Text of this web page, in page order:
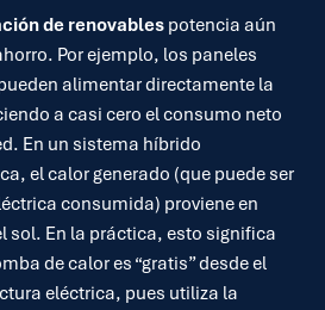
de renovablespotencia aún
Por ejemplo, los paneles
alimentar directamente la
a casi cero el consumo neto
En un sistema híbrido
el calor generado (que puede ser
consumida) proviene en
sol. En la práctica, esto significa
de calor es “gratis” desde el
eléctrica, pues utiliza la